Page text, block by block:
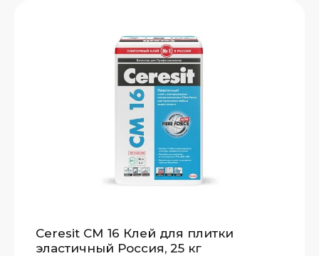
Ceresit СМ 16 Клей для плитки
эластичный Россия, 25 кг